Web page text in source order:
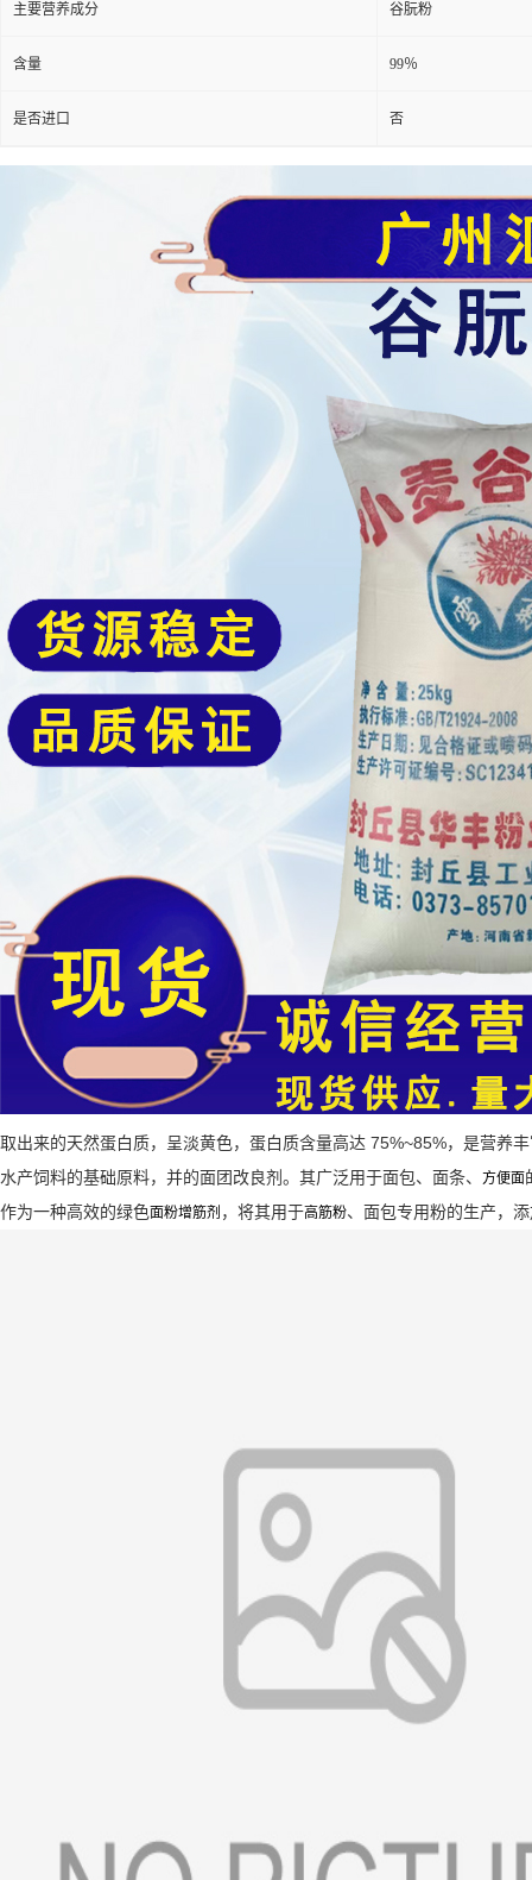
主要营养成分 谷朊粉
含量 99％
是否进口 否
取出来的天然蛋白质，呈淡黄色，蛋白质含量高达 75%~85%，是营养
水产饲料的基础原料，并的面团改良剂。其广泛用于面包、面条、 方便面
作为一种高效的绿色面粉增筋剂 ，将其用于高筋粉、面包专用粉的生产，